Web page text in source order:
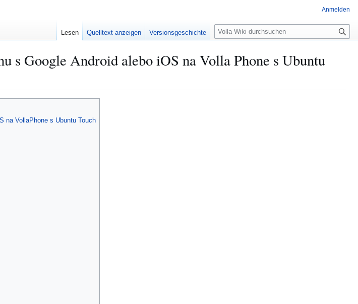
s Google Android alebo iOS na Volla Phone s Ubuntu
na VollaPhone s Ubuntu Touch
Anmelden
Lesen Quelltext anzeigen Versionsgeschichte
S
u
h